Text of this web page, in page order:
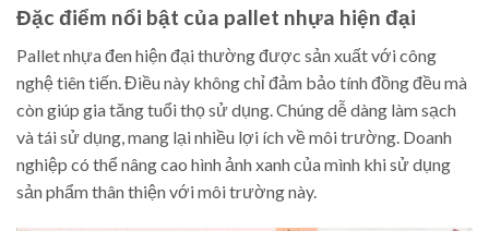
Đặc điểm nổi bật của pallet nhựa hiện đại
Pallet nhựa đen hiện đại thường được sản xuất với công
nghệ tiên tiến. Điều này không chỉ đảm bảo tính đồng đều mà
còn giúp gia tăng tuổi thọ sử dụng. Chúng dễ dàng làm sạch
và tái sử dụng, mang lại nhiều lợi ích về môi trường. Doanh
nghiệp có thể nâng cao hình ảnh xanh của mình khi sử dụng
sản phẩm thân thiện với môi trường này.